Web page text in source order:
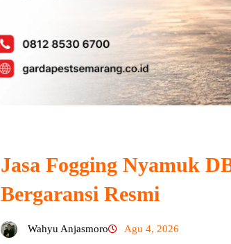
Jasa Fogging Nyamuk
Bergaransi Resmi
Wahyu Anjasmoro Agu 4, 2026